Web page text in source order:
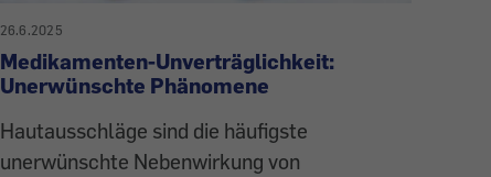
26.6.2025
Medikamenten-Unverträglichkeit:
Unerwünschte Phänomene
Hautausschläge sind die häufigste
unerwünschte Nebenwirkung von